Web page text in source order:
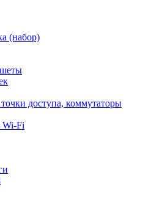
(набор)
доступа, коммутаторы
Wi-Fi